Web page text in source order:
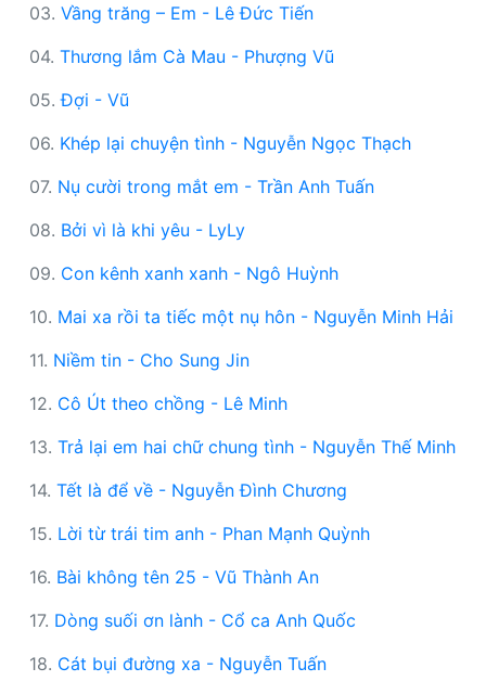
03. Vầng trăng – Em - Lê Đức Tiến
04. Thương lắm Cà Mau - Phượng Vũ
05.Đợi - Vũ
06. Khép lại chuyện tình - Nguyễn Ngọc Thạch
07. Nụ cười trong mắt em - Trần Anh Tuấn
08. Bởi vì là khi yêu - LyLy
09. Con kênh xanh xanh - Ngô Huỳnh
10. Mai xa rồi ta tiếc một nụ hôn - Nguyễn Minh Hải
11. Niềm tin - Cho Sung Jin
12. Cô Út theo chồng - Lê Minh
13. Trả lại em hai chữ chung tình - Nguyễn Thế Minh
14. Tết là để về - Nguyễn Đình Chương
15. Lời từ trái tim anh - Phan Mạnh Quỳnh
16. Bài không tên 25 - Vũ Thành An
17. Dòng suối ơn lành - Cổ ca Anh Quốc
18. Cát bụi đường xa - Nguyễn Tuấn